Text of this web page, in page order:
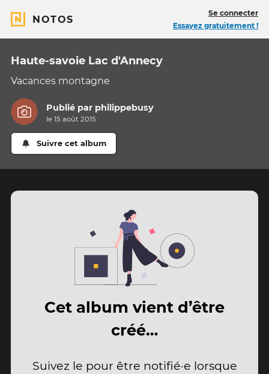
NOTOS
Se connecter
Essayez gratuitement !
Haute-savoie Lac d'Annecy
Vacances montagne
Publié par philippebusy
le 15 août 2015
Suivre cet album
Cet album vient d’être
créé…
Suivez le pour être notifié·e lorsque